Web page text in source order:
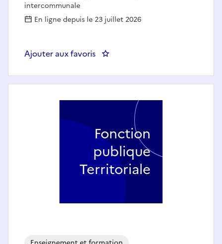
intercommunale
En ligne depuis le 23 juillet 2026
Ajouter aux favoris : Assistant.e d'enseignement
Fonction
publique
Territoriale